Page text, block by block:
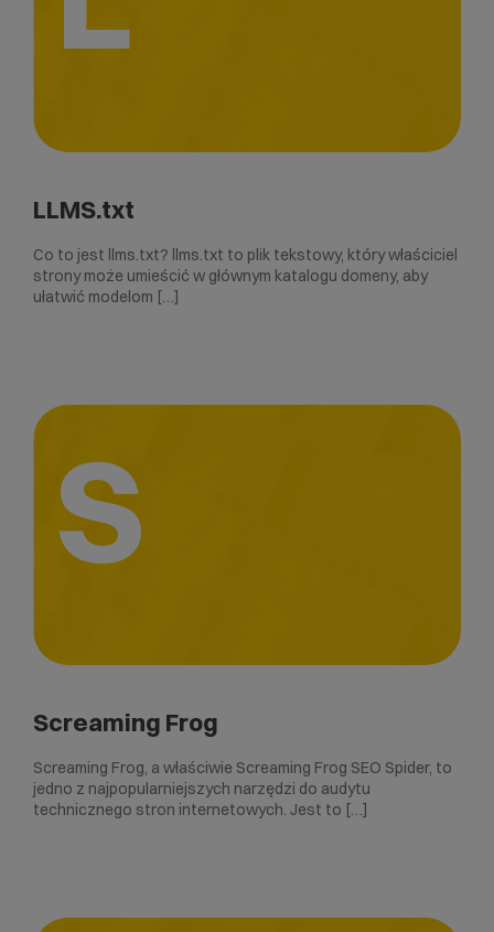
LLMS.txt
Co to jest llms.txt? llms.txt to plik tekstowy, który właściciel
strony może umieścić w głównym katalogu domeny, aby
ułatwić modelom […]
S
Screaming Frog
Screaming Frog, a właściwie Screaming Frog SEO Spider, to
jedno z najpopularniejszych narzędzi do audytu
technicznego stron internetowych. Jest to […]